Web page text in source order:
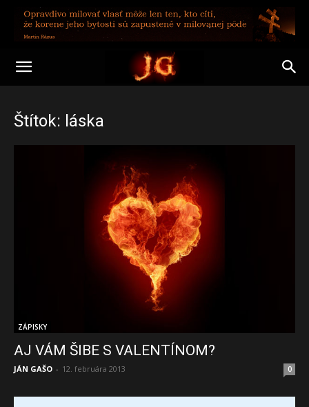
Štítok: láska
ZÁPISKY
AJ VÁM ŠIBE S VALENTÍNOM?
JÁN GAŠO - 12. februára 2013 0